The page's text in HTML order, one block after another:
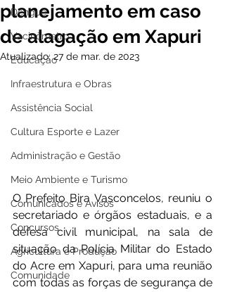
Dengue
Vacinômetro
Educação
Infraestrutura e Obras
Assistência Social
Cultura Esporte e Lazer
Administração e Gestão
Meio Ambiente e Turismo
Comunicados e Avisos
Concursos
Agricultura e Produção
Comunidade
planejamento em caso
de alagação em Xapuri
Atualizado:27 de mar. de 2023
O Prefeito Bira Vasconcelos, reuniu o
secretariado e órgãos estaduais, e a
defesa civil municipal, na sala de
situação da Polícia Militar do Estado
do Acre em Xapuri, para uma reunião
com todas as forças de segurança de